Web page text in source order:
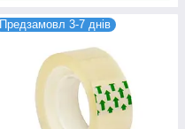
Предзамовл 3-7 днів